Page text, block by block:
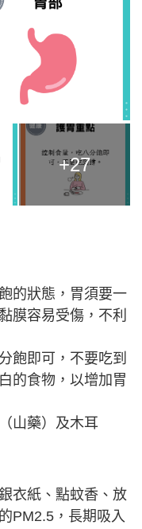
+27
的狀態，胃須要一
膜容易受傷，不利
飽即可，不要吃到
的食物，以增加胃
山藥）及木耳
衣紙、點蚊香、放
PM2.5，長期吸入